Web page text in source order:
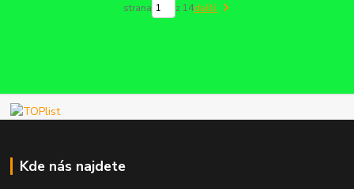
strana z 14další
Kde nás najdete